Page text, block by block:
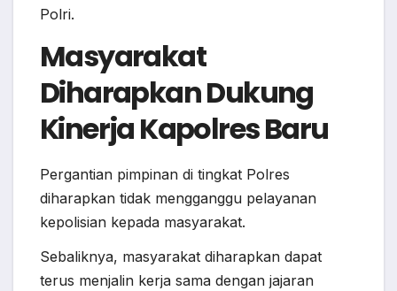
Polri.
Masyarakat
Diharapkan Dukung
Kinerja Kapolres Baru
Pergantian pimpinan di tingkat Polres
diharapkan tidak mengganggu pelayanan
kepolisian kepada masyarakat.
Sebaliknya, masyarakat diharapkan dapat
terus menjalin kerja sama dengan jajaran